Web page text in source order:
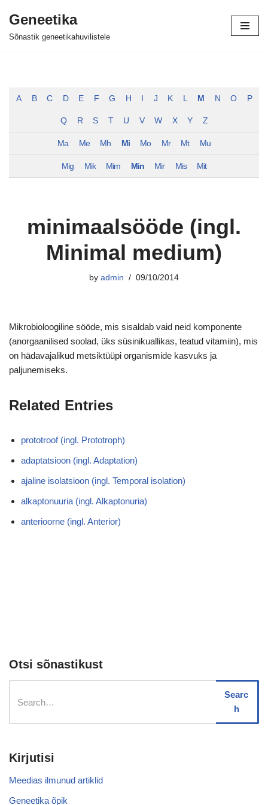
Skip
Geneetika
Sõnastik geneetikahuvilistele
A B C D E F G H J K L M N O P
Q R S T U V W X Y Z
Ma Me Mh Mi Mo Mr Mt Mu
Mig Mik Mim Min Mir Mis Mit
minimaalsööde (ingl.
Minimal medium)
by admin 09/10/2014
Mikrobioloogiline sööde, mis sisaldab vaid neid komponente
(anorgaanilised soolad, üks süsinikuallikas, teatud vitamiin), mis
on hädavajalikud metsiktüüpi organismide kasvuks ja
paljunemiseks.
Related Entries
prototroof (ingl. Prototroph)
adaptatsioon (ingl. Adaptation)
ajaline isolatsioon (ingl. Temporal isolation)
alkaptonuuria (ingl. Alkaptonuria)
anterioorne (ingl. Anterior)
Otsi sõnastikust
Searc
h
Kirjutisi
Meedias ilmunud artiklid
Geneetika õpik